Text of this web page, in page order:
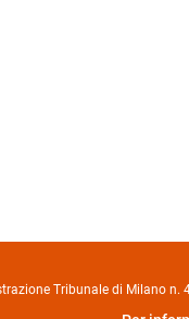
Tribunale di Milano n.